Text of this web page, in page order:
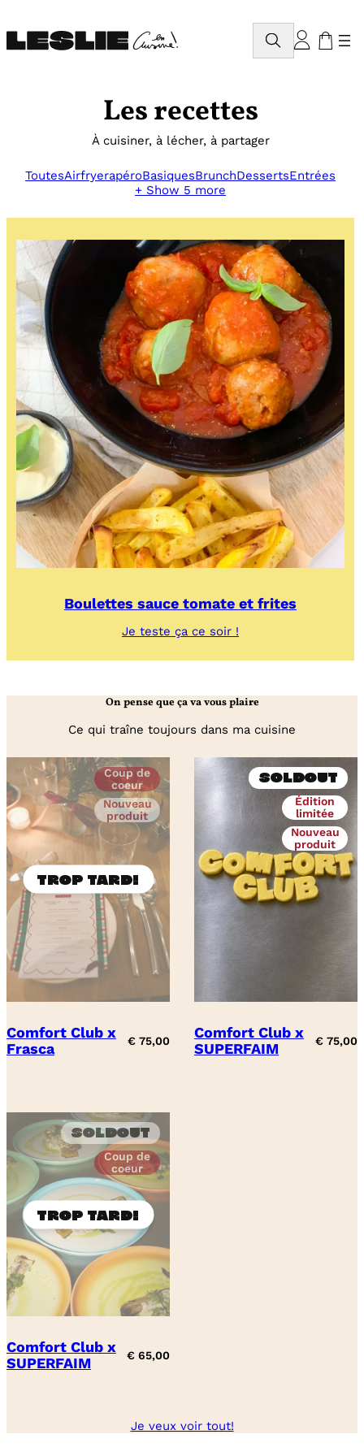
au
contenu
Rechercher
Les recettes
À cuisiner, à lécher, à partager
ToutesAirfryerapéroBasiquesBrunchDessertsEntrées
+ Show 5 more
Boulettes sauce tomate et frites
Je teste ça ce soir !
sauce
frites
On pense que ça va vous plaire
Ce qui traîne toujours dans ma cuisine
Coup de
coeur
Nouveau
produit
Comfort Club x
Frasca
€ 75,00
Soldout
Édition
limitée
Nouveau
produit
Comfort Club x
SUPERFAIM
€ 75,00
Soldout
Coup de
coeur
Comfort Club x
SUPERFAIM
€ 65,00
Je veux voir tout!